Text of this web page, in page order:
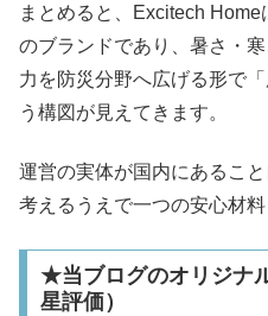
まとめると、Excitech
のブランドであり、暑さ・
力を防災分野へ広げる形で
う構図が見えてきます。
運営の実体が国内にあるこ
考えるうえで一つの安心材料
★当ブログのオリジナ
星評価）